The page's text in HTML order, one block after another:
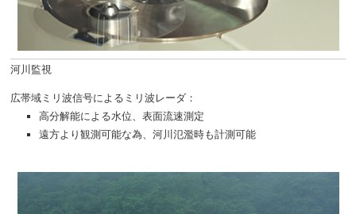
河川監視
広帯域ミリ波信号によるミリ波レーダ：
高分解能による水位、表面流速測定
遠方より観測可能な為、河川氾濫時も計測可能